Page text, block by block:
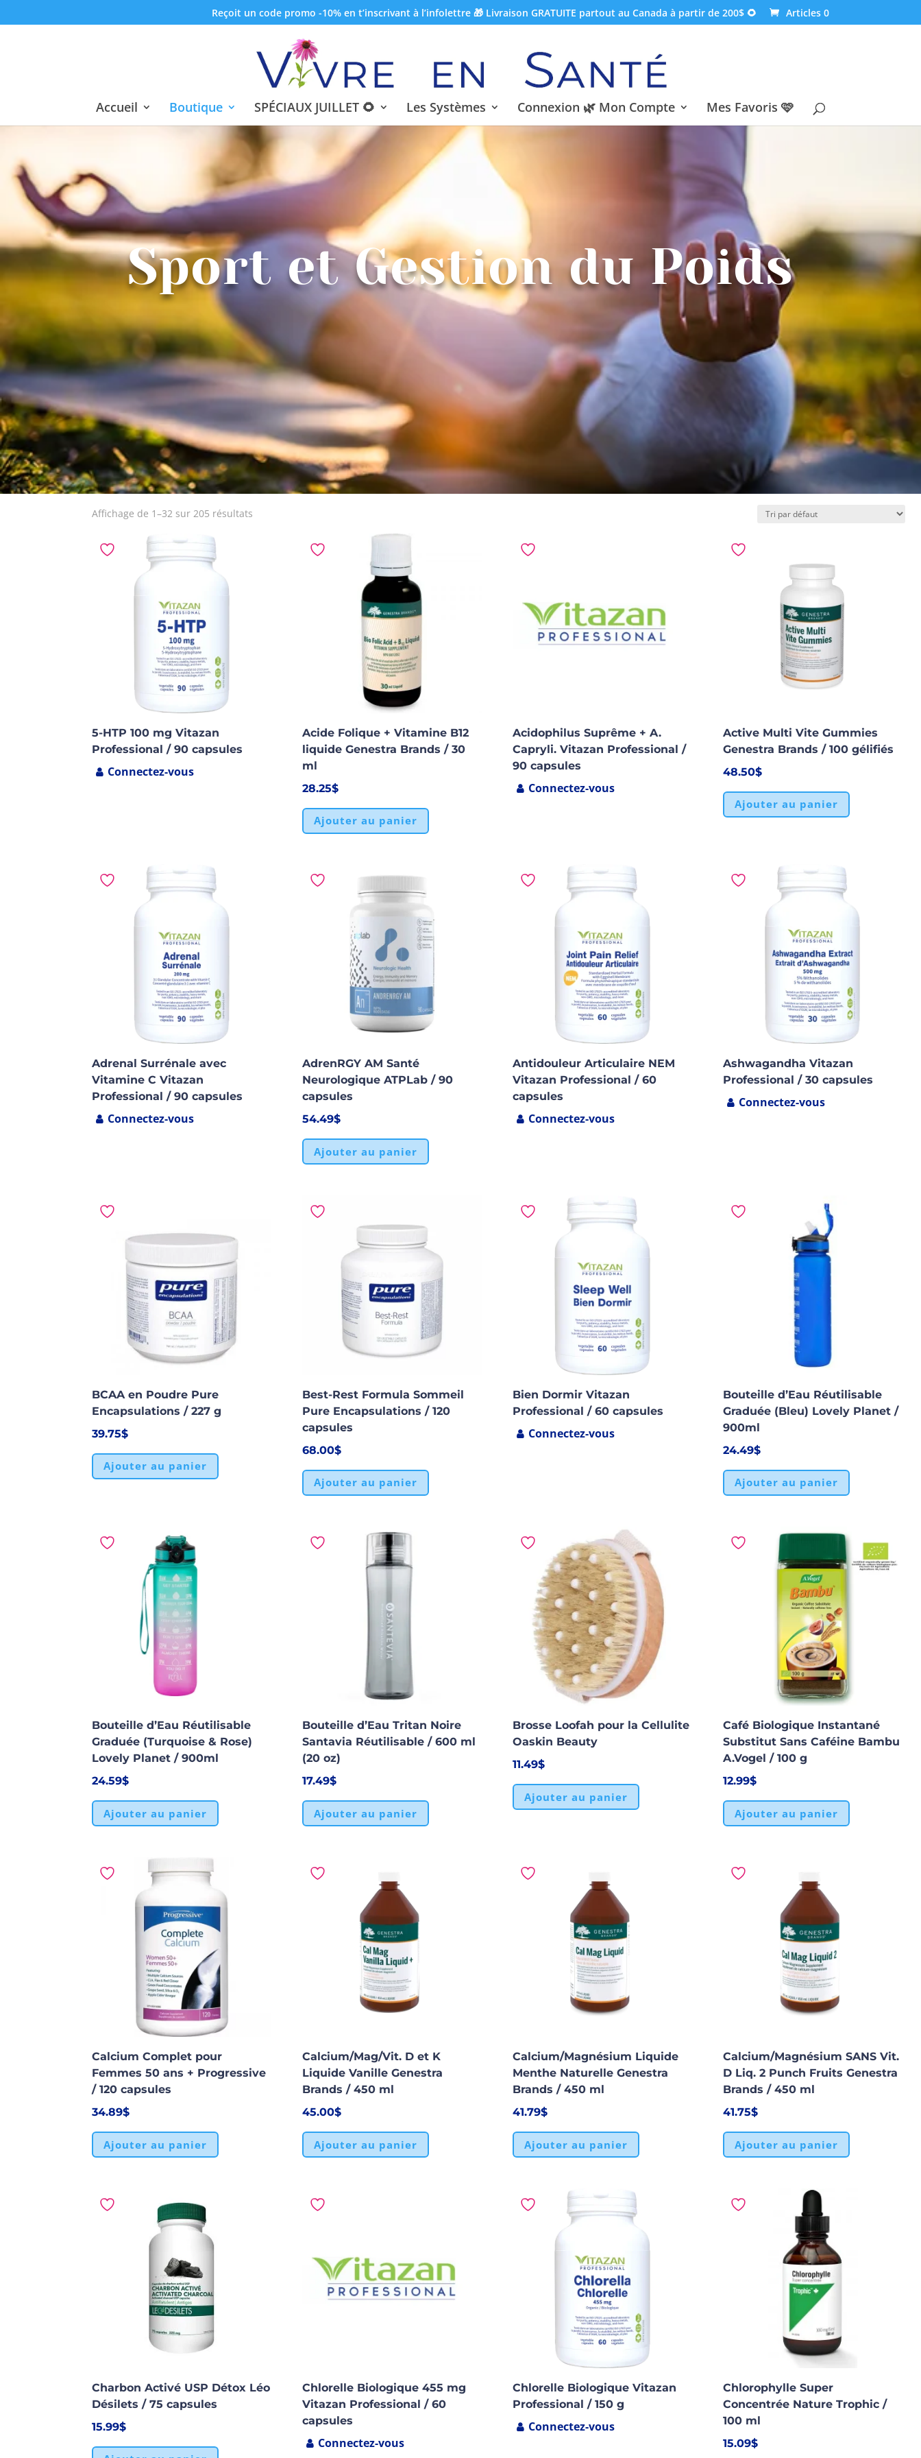
Reçoit un code promo -10% en t’inscrivant à l’infolettre 🎁 Livraison GRATUITE partout au Canada à partir de 200$ 🌻 Articles 0
Accueil Boutique SPÉCIAUX JUILLET 🌻 Les Systèmes Connexion 🌿 Mon Compte Mes Favoris 🩷
Sport et Gestion du Poids
Affichage de 1–32 sur 205 résultats
5-HTP 100 mg Vitazan
Professional / 90 capsules
Connectez-vous
Acide Folique + Vitamine B12
liquide Genestra Brands / 30
ml
28.25$
Ajouter au panier
Acidophilus Suprême + A.
Capryli. Vitazan Professional /
90 capsules
Connectez-vous
Active Multi Vite Gummies
Genestra Brands / 100 gélifiés
48.50$
Ajouter au panier
Adrenal Surrénale avec
Vitamine C Vitazan
Professional / 90 capsules
Connectez-vous
AdrenRGY AM Santé
Neurologique ATPLab / 90
capsules
54.49$
Ajouter au panier
Antidouleur Articulaire NEM
Vitazan Professional / 60
capsules
Connectez-vous
Ashwagandha Vitazan
Professional / 30 capsules
Connectez-vous
BCAA en Poudre Pure
Encapsulations / 227 g
39.75$
Ajouter au panier
Best-Rest Formula Sommeil
Pure Encapsulations / 120
capsules
68.00$
Ajouter au panier
Bien Dormir Vitazan
Professional / 60 capsules
Connectez-vous
Bouteille d’Eau Réutilisable
Graduée (Bleu) Lovely Planet /
900ml
24.49$
Ajouter au panier
Bouteille d’Eau Réutilisable
Graduée (Turquoise & Rose)
Lovely Planet / 900ml
24.59$
Ajouter au panier
Bouteille d’Eau Tritan Noire
Santavia Réutilisable / 600 ml
(20 oz)
17.49$
Ajouter au panier
Brosse Loofah pour la Cellulite
Oaskin Beauty
11.49$
Ajouter au panier
Café Biologique Instantané
Substitut Sans Caféine Bambu
A.Vogel / 100 g
12.99$
Ajouter au panier
Calcium Complet pour
Femmes 50 ans + Progressive
/ 120 capsules
34.89$
Ajouter au panier
Calcium/Mag/Vit. D et K
Liquide Vanille Genestra
Brands / 450 ml
45.00$
Ajouter au panier
Calcium/Magnésium Liquide
Menthe Naturelle Genestra
Brands / 450 ml
41.79$
Ajouter au panier
Calcium/Magnésium SANS Vit.
D Liq. 2 Punch Fruits Genestra
Brands / 450 ml
41.75$
Ajouter au panier
Charbon Activé USP Détox Léo
Désilets / 75 capsules
15.99$
Chlorelle Biologique 455 mg
Vitazan Professional / 60
capsules
Connectez-vous
Chlorelle Biologique Vitazan
Professional / 150 g
Connectez-vous
Chlorophylle Super
Concentrée Nature Trophic /
100 ml
15.09$